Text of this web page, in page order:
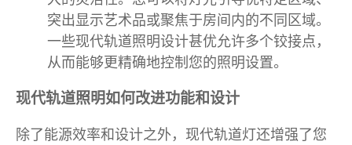
突出显示艺术品或聚焦于房间内的不同区域。
一些现代轨道照明设计甚优允许多个铰接点，
从而能够更精确地控制您的照明设置。
现代轨道照明如何改进功能和设计
除了能源效率和设计之外，现代轨道灯还增强了您